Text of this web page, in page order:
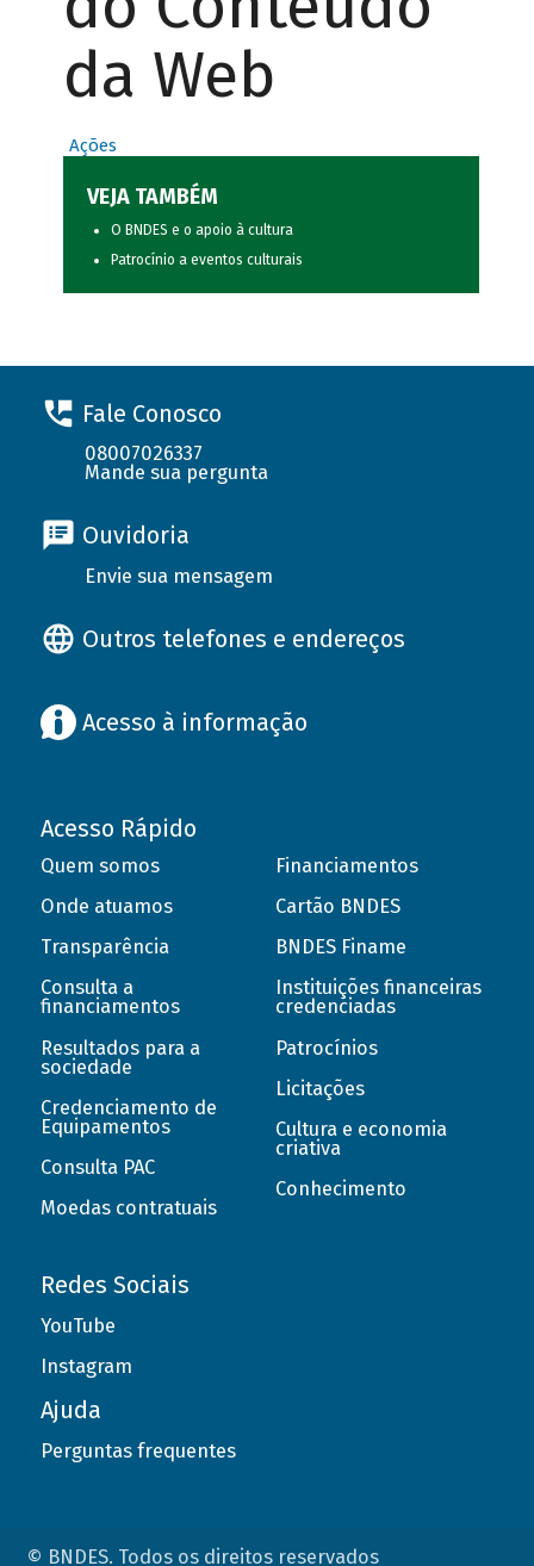
da Web
Ações
VEJA TAMBÉM
O BNDES e o apoio à cultura
Patrocínio a eventos culturais
Fale Conosco
08007026337
Mande sua pergunta
Ouvidoria
Envie sua mensagem
Outros telefones e endereços
Acesso à informação
Acesso Rápido
Quem somos
Onde atuamos
Transparência
Consulta a
financiamentos
Resultados para a
sociedade
Credenciamento de
Equipamentos
Consulta PAC
Moedas contratuais
Financiamentos
Cartão BNDES
BNDES Finame
Instituições financeiras
credenciadas
Patrocínios
Licitações
Cultura e economia
criativa
Conhecimento
Redes Sociais
YouTube
Instagram
Ajuda
Perguntas frequentes
© BNDES. Todos os direitos reservados